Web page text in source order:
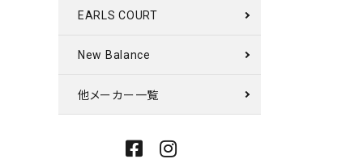
EARLS COURT
New Balance
他メーカー一覧